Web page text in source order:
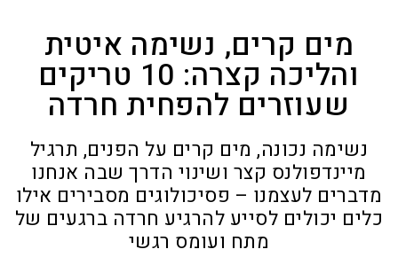
מים קרים, נשימה איטית
והליכה קצרה: 10 טריקים
שעוזרים להפחית חרדה
נשימה נכונה, מים קרים על הפנים, תרגיל
מיינדפולנס קצר ושינוי הדרך שבה אנחנו
מדברים לעצמנו – פסיכולוגים מסבירים אילו
כלים יכולים לסייע להרגיע חרדה ברגעים של
מתח ועומס רגשי